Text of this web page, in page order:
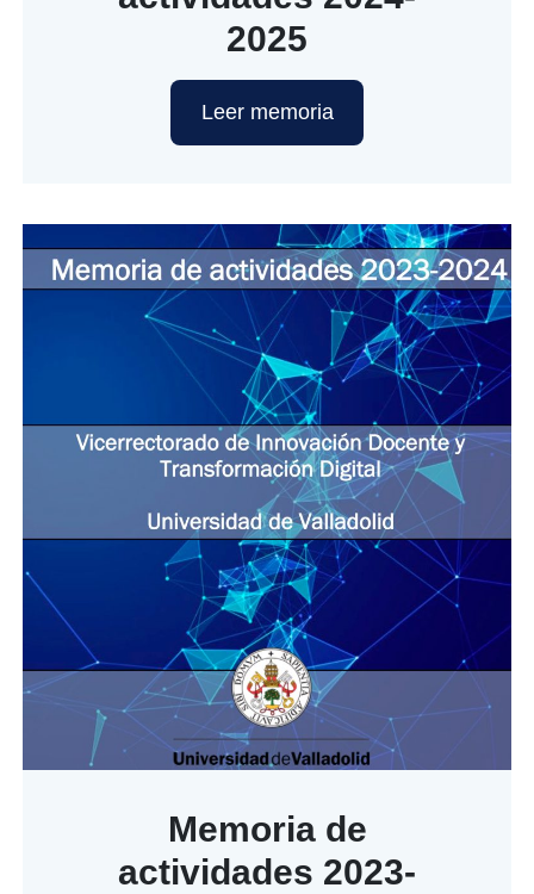
2025
Leer memoria
Memoria de
actividades 2023-